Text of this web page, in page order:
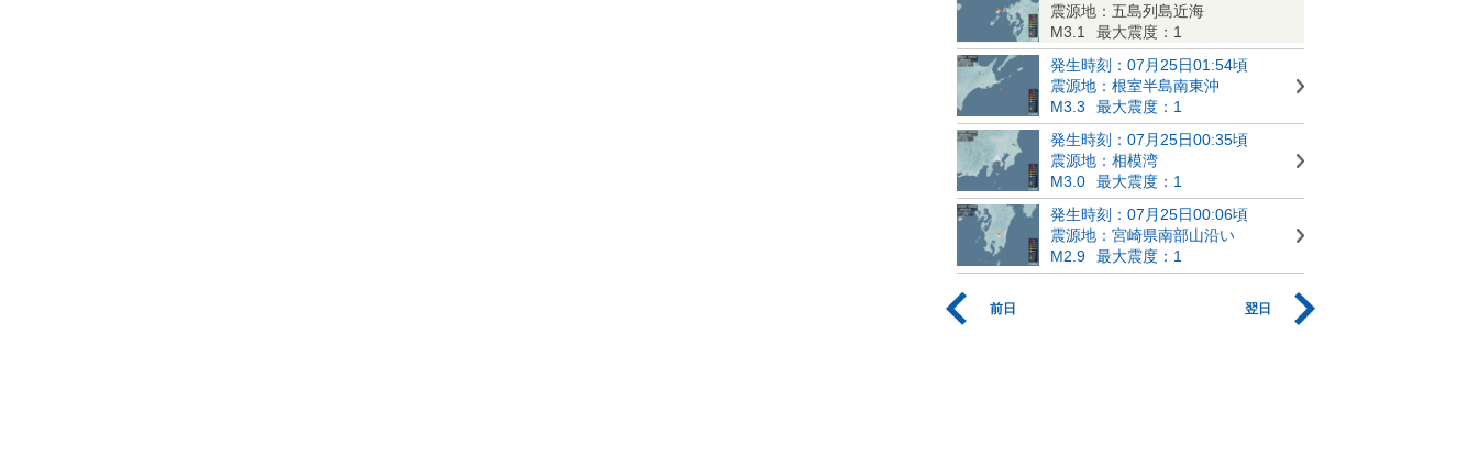
震源地：五島列島近海
M3.1
最大震度：1
発生時刻：07月25日01:54頃
震源地：根室半島南東沖
M3.3
最大震度：1
発生時刻：07月25日00:35頃
震源地：相模湾
M3.0
最大震度：1
発生時刻：07月25日00:06頃
震源地：宮崎県南部山沿い
M2.9
最大震度：1
前日 翌日